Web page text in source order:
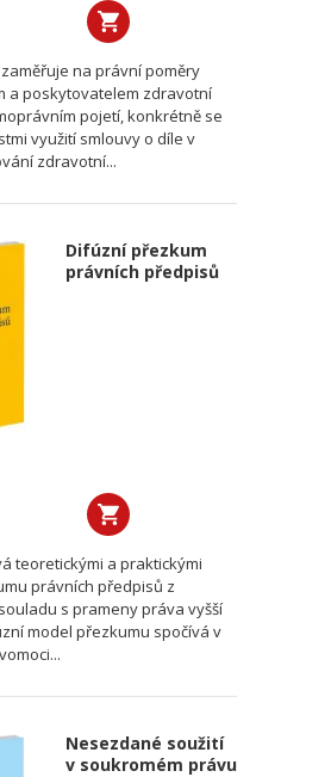
na právní poměry
a poskytovatelem zdravotní
pojetí, konkrétně se
využití smlouvy o díle v
zdravotní...
Difúzní přezkum
právních předpisů
teoretickými a praktickými
právních předpisů z
s prameny práva vyšší
model přezkumu spočívá v
Nesezdané soužití
v soukromém právu